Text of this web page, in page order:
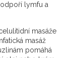
lymfu a
masáže
masáž
pomáhá